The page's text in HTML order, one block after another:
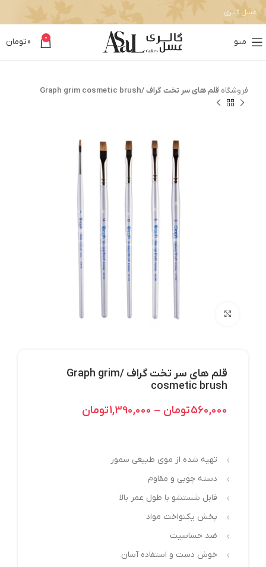
عسل گالری
منو 0
0تومان
فروشگاه قلم های سر تخت گراف /Graph grim cosmetic brush
قلم های سر تخت گراف /Graph grim
cosmetic brush
560,000تومان –
1,390,000تومان
تهیه شده از موی طبیعی سمور
دسته چوبی و مقاوم
قابل شستشو با طول عمر بالا
پخش یکنواخت مواد
ضد حساسیت
خوش دست و استفاده آسان